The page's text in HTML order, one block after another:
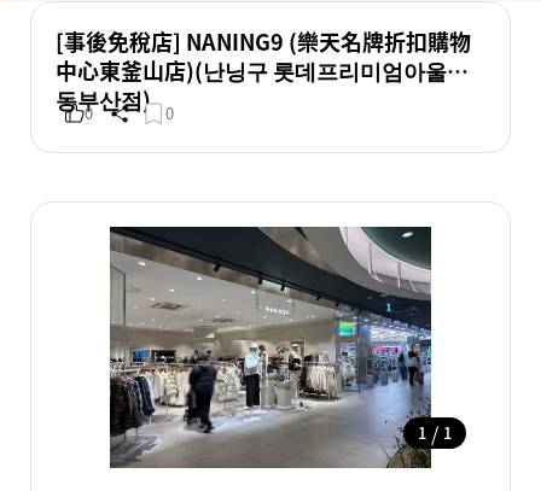
[事後免稅店] NANING9 (樂天名牌折扣購物
中心東釜山店)(난닝구 롯데프리미엄아울렛
동부산점)
0 0
1 / 1